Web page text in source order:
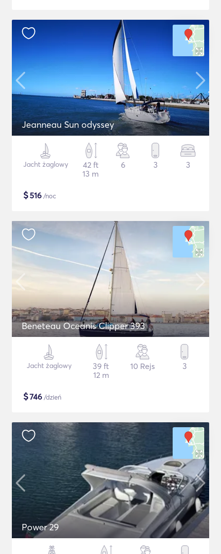
Jeanneau Sun odyssey
Jacht żaglowy
42 ft
13 m
6 3 3
$516 /noc
Beneteau Oceanis Clipper 393
Jacht żaglowy
39 ft
12 m
10 Rejs 3
$746 /dzień
Power 29